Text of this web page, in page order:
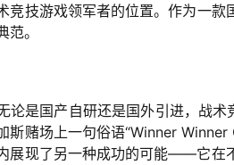
竞技游戏领军者的位置。作为一
范。
论是国产自研还是国外引进，战
斯赌场上一句俗语“Winner
展现了另一种成功的可能——它在